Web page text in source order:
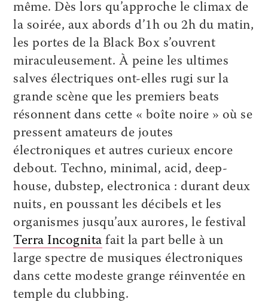
même. Dès lors qu’approche le climax de
la soirée, aux abords d’1h ou 2h du matin,
les portes de la Black Box s’ouvrent
miraculeusement. À peine les ultimes
salves électriques ont-elles rugi sur la
grande scène que les premiers beats
résonnent dans cette « boîte noire » où se
pressent amateurs de joutes
électroniques et autres curieux encore
debout. Techno, minimal, acid, deep-
house, dubstep, electronica : durant deux
nuits, en poussant les décibels et les
organismes jusqu’aux aurores, le festival
Terra Incognita fait la part belle à un
large spectre de musiques électroniques
dans cette modeste grange réinventée en
temple du clubbing.